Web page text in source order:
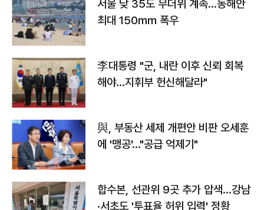
서울 낮 35도 무더위 계속…동해안
최대 150㎜ 폭우
李대통령 "군, 내란 이후 신뢰 회복
해야…지휘부 헌신해달라"
與, 부동산 세제 개편안 비판 오세훈
에 '맹공'…"공급 억제기"
합수본, 선관위 9곳 추가 압색…강남
·서초도 '투표율 허위 입력' 정황